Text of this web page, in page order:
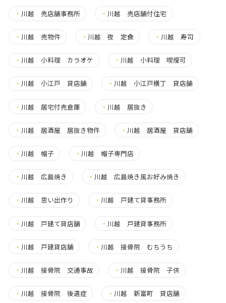
・ 川越 売店舗事務所 ・ 川越 売店舗付住宅
・ 川越 売物件 ・ 川越 夜 定食 ・ 川越 寿司
・ 川越 小料理 カラオケ ・ 川越 小料理 喫煙可
・ 川越 小江戸 貸店舗 ・ 川越 小江戸横丁 貸店舗
・ 川越 居宅付売倉庫 ・ 川越 居抜き
・ 川越 居酒屋 居抜き物件 ・ 川越 居酒屋 貸店舗
・ 川越 帽子 ・ 川越 帽子専門店
・ 川越 広島焼き ・ 川越 広島焼き風お好み焼き
・ 川越 思い出作り ・ 川越 戸建て貸事務所
・ 川越 戸建て貸店舗 ・ 川越 戸建貸事務所
・ 川越 戸建貸店舗 ・ 川越 接骨院 むちうち
・ 川越 接骨院 交通事故 ・ 川越 接骨院 子供
・ 川越 接骨院 後遺症 ・ 川越 新富町 貸店舗